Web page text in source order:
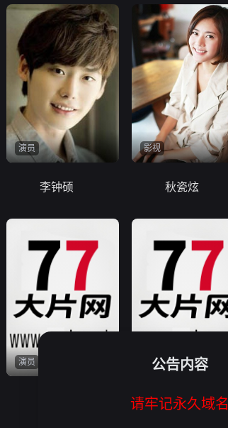
演员
李钟硕
影视
秋瓷炫
演员 演员
张赫
公告内容
请牢记永久域名